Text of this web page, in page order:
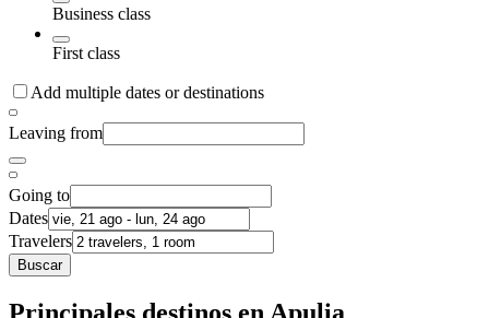
Business class
First class
Add multiple dates or destinations
Leaving from
Going to
Dates
Travelers
Buscar
Principales destinos en Apulia